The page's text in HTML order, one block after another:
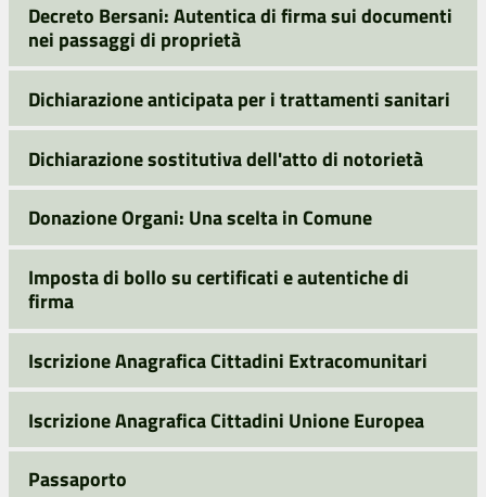
Decreto Bersani: Autentica di firma sui documenti
nei passaggi di proprietà
Dichiarazione anticipata per i trattamenti sanitari
Dichiarazione sostitutiva dell'atto di notorietà
Donazione Organi: Una scelta in Comune
Imposta di bollo su certificati e autentiche di
firma
Iscrizione Anagrafica Cittadini Extracomunitari
Iscrizione Anagrafica Cittadini Unione Europea
Passaporto